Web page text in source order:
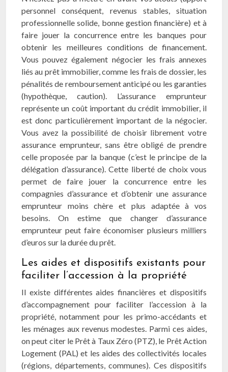
personnel conséquent, revenus stables, situation
professionnelle solide, bonne gestion financière) et à
faire jouer la concurrence entre les banques pour
obtenir les meilleures conditions de financement.
Vous pouvez également négocier les frais annexes
liés au prêt immobilier, comme les frais de dossier, les
pénalités de remboursement anticipé ou les garanties
(hypothèque, caution). L’assurance emprunteur
représente un coût important du crédit immobilier, il
est donc particulièrement important de la négocier.
Vous avez la possibilité de choisir librement votre
assurance emprunteur, sans être obligé de prendre
celle proposée par la banque (c’est le principe de la
délégation d’assurance). Cette liberté de choix vous
permet de faire jouer la concurrence entre les
compagnies d’assurance et d’obtenir une assurance
emprunteur moins chère et plus adaptée à vos
besoins. On estime que changer d’assurance
emprunteur peut faire économiser plusieurs milliers
d’euros sur la durée du prêt.
Les aides et dispositifs existants pour
faciliter l’accession à la propriété
Il existe différentes aides financières et dispositifs
d’accompagnement pour faciliter l’accession à la
propriété, notamment pour les primo-accédants et
les ménages aux revenus modestes. Parmi ces aides,
on peut citer le Prêt à Taux Zéro (PTZ), le Prêt Action
Logement (PAL) et les aides des collectivités locales
(régions, départements, communes). Ces dispositifs